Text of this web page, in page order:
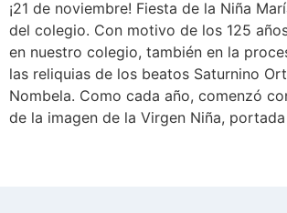
¡21 de noviembre! Fiesta de la Niña
del colegio. Con motivo de los 125
en nuestro colegio, también en la
las reliquias de los beatos Saturnino
Nombela. Como cada año, comenzó
de la imagen de la Virgen Niña,